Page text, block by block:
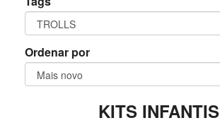
Ordenar por
KITS INFANTIS